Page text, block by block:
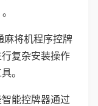
麻将机程序控牌
复杂安装操作
。
能控牌器通过